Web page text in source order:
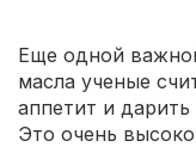
Еще одной
масла ученые
аппетит и
Это очень